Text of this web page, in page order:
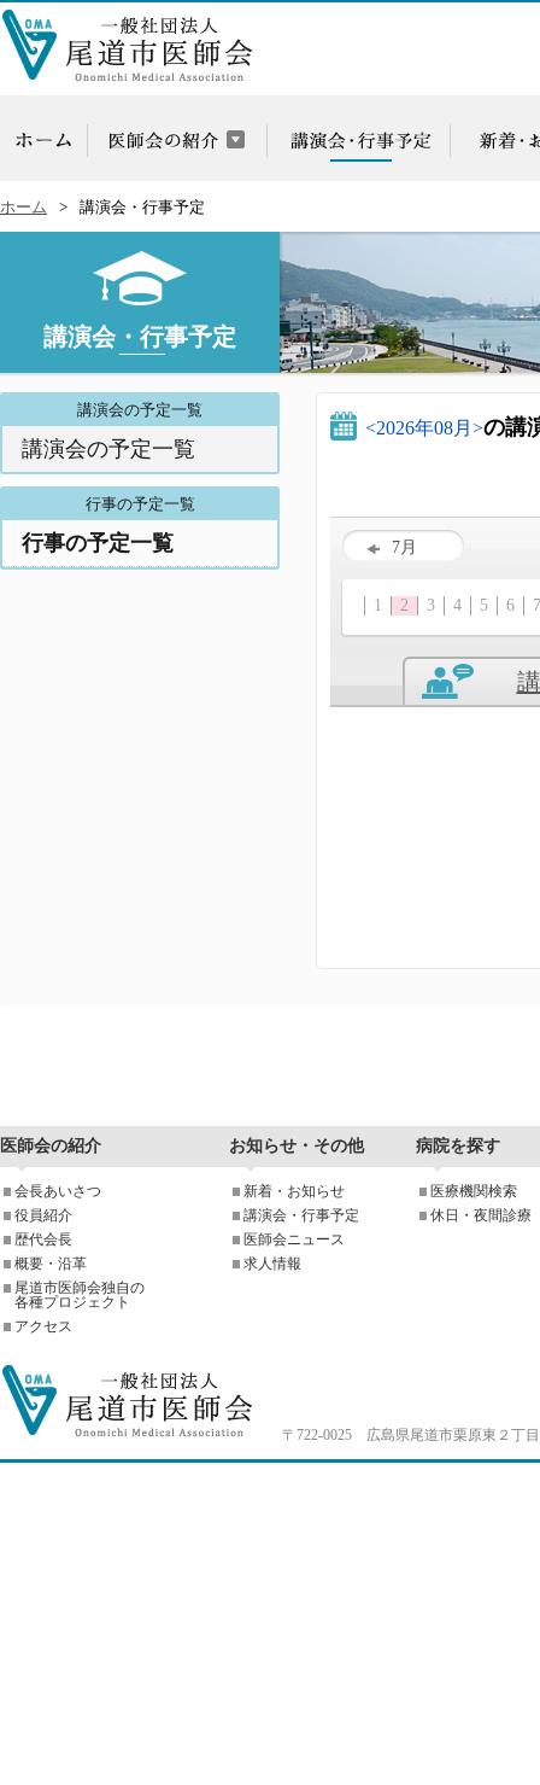
ホーム 講演会・行事予定
講演会・行事予定
<2026年08月>の講
7月
1 2 3 4 5 6 7
講演会の予定一覧
講演会の予定一覧
行事の予定一覧
行事の予定一覧
医師会の紹介 お知らせ・その他 病院を探す
会長あいさつ
役員紹介
歴代会長
概要・沿革
尾道市医師会独自の
各種プロジェクト
アクセス
新着・お知らせ
講演会・行事予定
医師会ニュース
求人情報
医療機関検索
休日・夜間診療
〒722-0025 広島県尾道市栗原東２丁